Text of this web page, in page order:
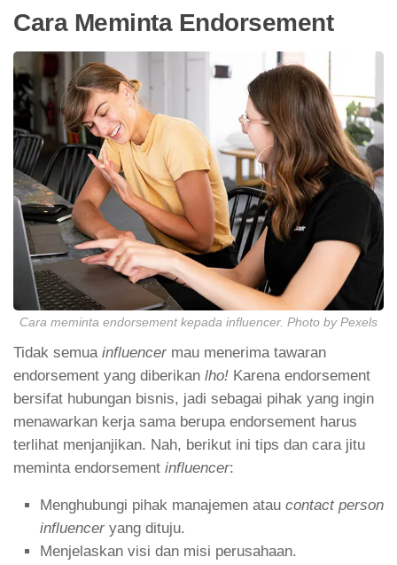
Cara Meminta Endorsement
Cara meminta endorsement kepada influencer. Photo by Pexels
Tidak semua influencer mau menerima tawaran
endorsement yang diberikan lho! Karena endorsement
bersifat hubungan bisnis, jadi sebagai pihak yang ingin
menawarkan kerja sama berupa endorsement harus
terlihat menjanjikan. Nah, berikut ini tips dan cara jitu
meminta endorsement influencer:
Menghubungi pihak manajemen atau contact person
influencer yang dituju.
Menjelaskan visi dan misi perusahaan.